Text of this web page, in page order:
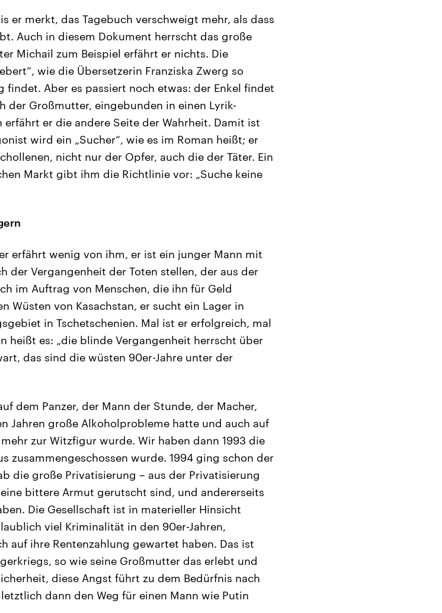
er merkt, das Tagebuch verschweigt mehr, als dass
Auch in diesem Dokument herrscht das große
Michail zum Beispiel erfährt er nichts. Die
wie die Übersetzerin Franziska Zwerg so
findet. Aber es passiert noch etwas: der Enkel findet
der Großmutter, eingebunden in einen Lyrik-
er die andere Seite der Wahrheit. Damit ist
wird ein „Sucher“, wie es im Roman heißt; er
nicht nur der Opfer, auch die der Täter. Ein
Markt gibt ihm die Richtlinie vor: „Suche keine
erfährt wenig von ihm, er ist ein junger Mann mit
der Vergangenheit der Toten stellen, der aus der
im Auftrag von Menschen, die ihn für Geld
Wüsten von Kasachstan, er sucht ein Lager in
in Tschetschenien. Mal ist er erfolgreich, mal
heißt es: „die blinde Vergangenheit herrscht über
das sind die wüsten 90er-Jahre unter der
dem Panzer, der Mann der Stunde, der Macher,
Jahren große Alkoholprobleme hatte und auch auf
zur Witzfigur wurde. Wir haben dann 1993 die
zusammengeschossen wurde. 1994 ging schon der
die große Privatisierung – aus der Privatisierung
bittere Armut gerutscht sind, und andererseits
Die Gesellschaft ist in materieller Hinsicht
viel Kriminalität in den 90er-Jahren,
auf ihre Rentenzahlung gewartet haben. Das ist
so wie seine Großmutter das erlebt und
diese Angst führt zu dem Bedürfnis nach
dann den Weg für einen Mann wie Putin